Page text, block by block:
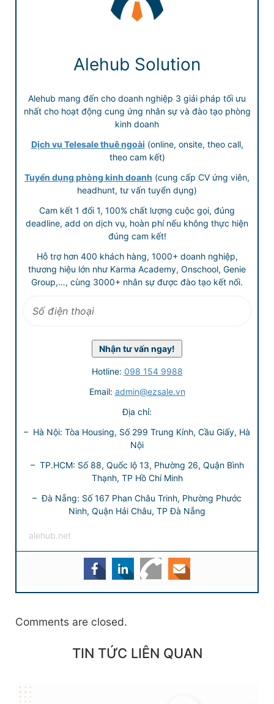
Alehub Solution
Alehub mang đến cho doanh nghiệp 3 giải pháp tối ưu
nhất cho hoạt động cung ứng nhân sự và đào tạo phòng
kinh doanh
Dịch vụ Telesale thuê ngoài (online, onsite, theo call,
theo cam kết)
Tuyển dụng phòng kinh doanh (cung cấp CV ứng viên,
headhunt, tư vấn tuyển dụng)
Cam kết 1 đổi 1, 100% chất lượng cuộc gọi, đúng
deadline, add on dịch vụ, hoàn phí nếu không thực hiện
đúng cam kết!
Hỗ trợ hơn 400 khách hàng, 1000+ doanh nghiệp,
thương hiệu lớn như Karma Academy, Onschool, Genie
Group,…, cùng 3000+ nhân sự được đào tạo kết nối.
Hotline: 098 154 9988
Email: admin@ezsale.vn
Địa chỉ:
– Hà Nội: Tòa Housing, Số 299 Trung Kính, Cầu Giấy, Hà
Nội
– TP.HCM: Số 88, Quốc lộ 13, Phường 26, Quận Bình
Thạnh, TP Hồ Chí Minh
– Đà Nẵng: Số 167 Phan Châu Trinh, Phường Phước
Ninh, Quận Hải Châu, TP Đà Nẵng
alehub.net
Comments are closed.
TIN TỨC LIÊN QUAN